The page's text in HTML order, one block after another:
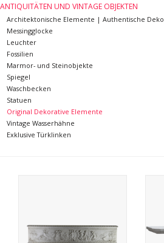
Login
Geschenkkarte kaufen
ANTIQUITÄTEN UND VINTAGE OBJEKTEN
Architektonische Elemente | Authentische Deko
Messingglocke
Leuchter
Fossilien
Marmor- und Steinobjekte
Spiegel
Waschbecken
Statuen
Original Dekorative Elemente
Vintage Wasserhähne
Exklusive Türklinken